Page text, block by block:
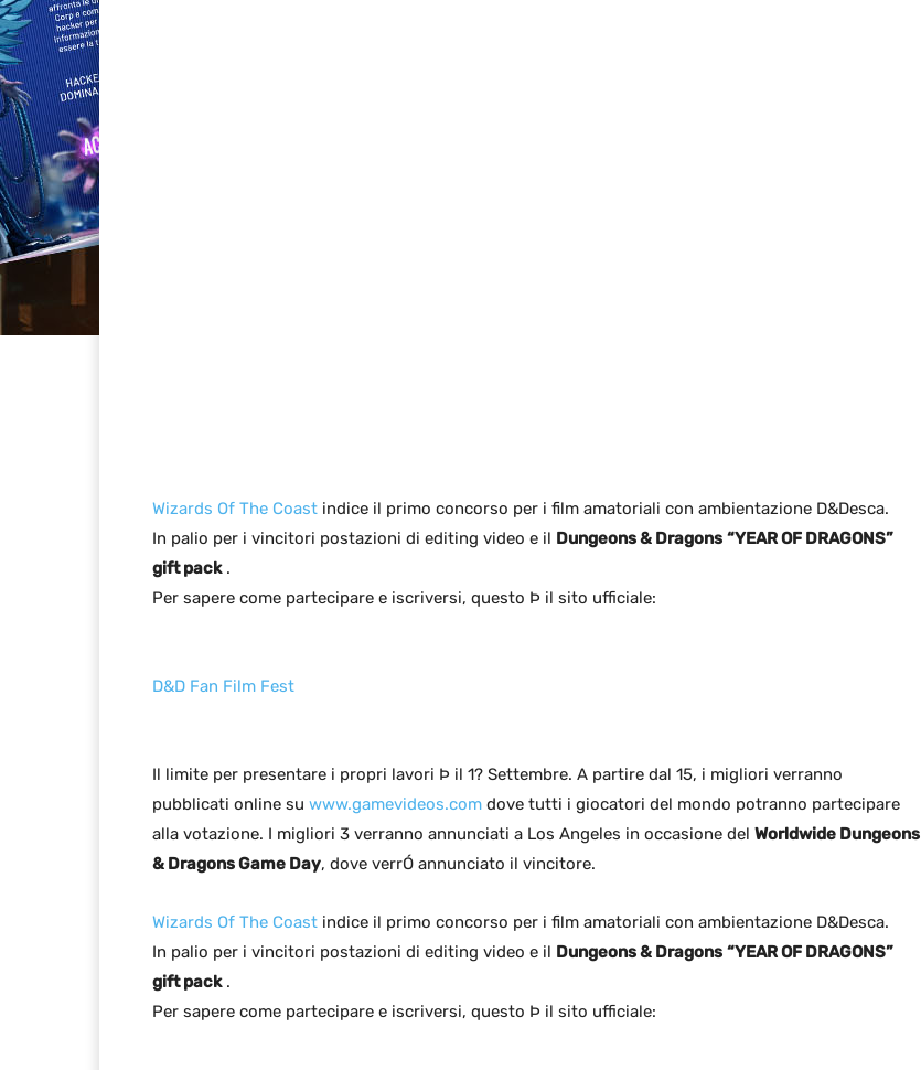
Wizards Of The Coast indice il primo concorso per i film amatoriali con ambientazione D&Desca.
In palio per i vincitori postazioni di editing video e il Dungeons & Dragons “YEAR OF DRAGONS”
gift pack.
Per sapere come partecipare e iscriversi, questo Þ il sito ufficiale:
D&D Fan Film Fest
Il limite per presentare i propri lavori Þ il 1? Settembre. A partire dal 15, i migliori verranno
pubblicati online su www.gamevideos.com dove tutti i giocatori del mondo potranno partecipare
alla votazione. I migliori 3 verranno annunciati a Los Angeles in occasione del Worldwide Dungeons
& Dragons Game Day, dove verrÓ annunciato il vincitore.
Wizards Of The Coast indice il primo concorso per i film amatoriali con ambientazione D&Desca.
In palio per i vincitori postazioni di editing video e il Dungeons & Dragons “YEAR OF DRAGONS”
gift pack.
Per sapere come partecipare e iscriversi, questo Þ il sito ufficiale: